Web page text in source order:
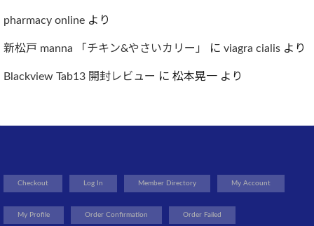
pharmacy online より
新松戸 manna 「チキン&やさいカリー」 に viagra cialis より
Blackview Tab13 開封レビュー に 松本晃一 より
Checkout Log In Member Directory My Account
My Profile Order Confirmation Order Failed